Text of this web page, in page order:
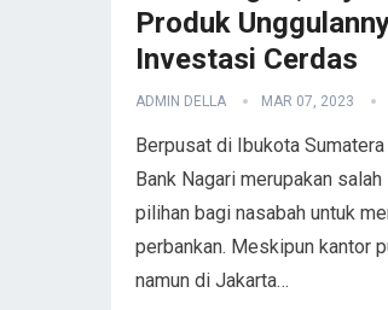
Produk
Investasi Cerdas
ADMIN DELLA MAR 07, 2023
Berpusat di Ibukota
Bank Nagari merupakan
pilihan bagi nasabah untuk
perbankan. Meskipun kantor
namun di Jakarta…